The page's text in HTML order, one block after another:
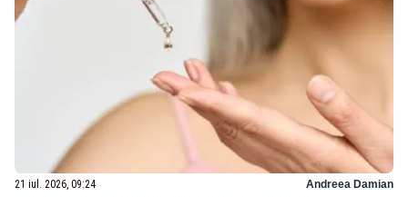
21 iul. 2026, 09:24 Andreea Damian